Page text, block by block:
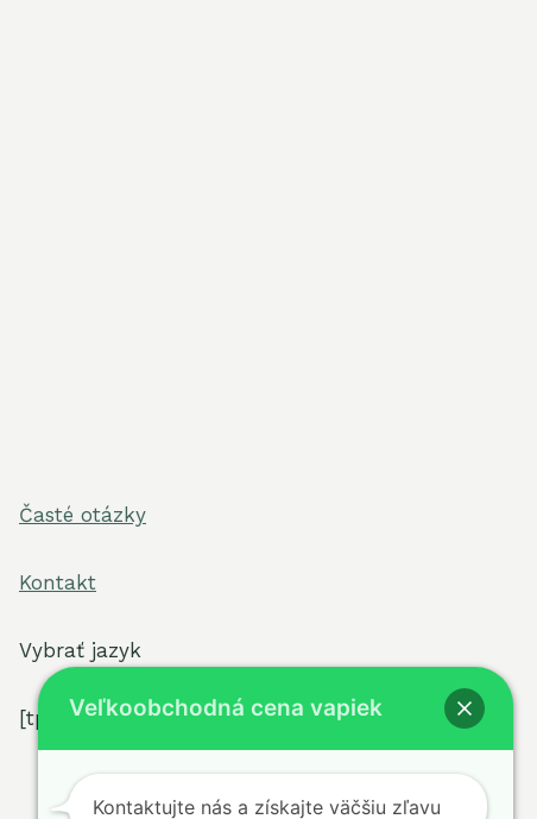
Časté otázky
Kontakt
Vybrať jazyk
[tpe widget="select2/tpw_select2.php"]
Veľkoobchodná cena vapiek
Kontaktujte nás a získajte väčšiu zľavu